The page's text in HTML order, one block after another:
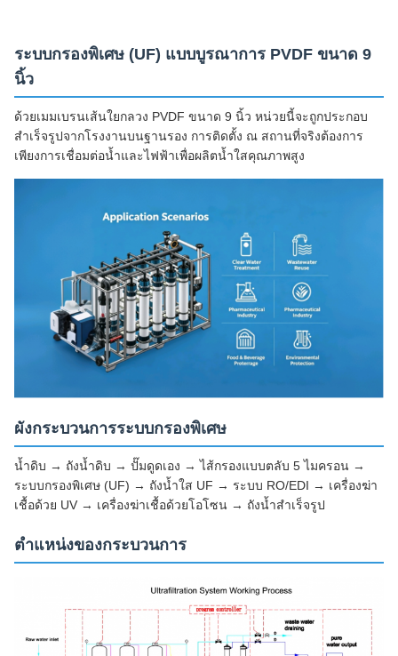
ระบบกรองพิเศษ (UF) แบบบูรณาการ PVDF ขนาด 9
นิ้ว
ด้วยเมมเบรนเส้นใยกลวง PVDF ขนาด 9 นิ้ว หน่วยนี้จะถูกประกอบ
สำเร็จรูปจากโรงงานบนฐานรอง การติดตั้ง ณ สถานที่จริงต้องการ
เพียงการเชื่อมต่อน้ำและไฟฟ้าเพื่อผลิตน้ำใสคุณภาพสูง
ผังกระบวนการระบบกรองพิเศษ
น้ำดิบ → ถังน้ำดิบ → ปั๊มดูดเอง → ไส้กรองแบบตลับ 5 ไมครอน →
ระบบกรองพิเศษ (UF) → ถังน้ำใส UF → ระบบ RO/EDI → เครื่องฆ่า
เชื้อด้วย UV → เครื่องฆ่าเชื้อด้วยโอโซน → ถังน้ำสำเร็จรูป
ตำแหน่งของกระบวนการ